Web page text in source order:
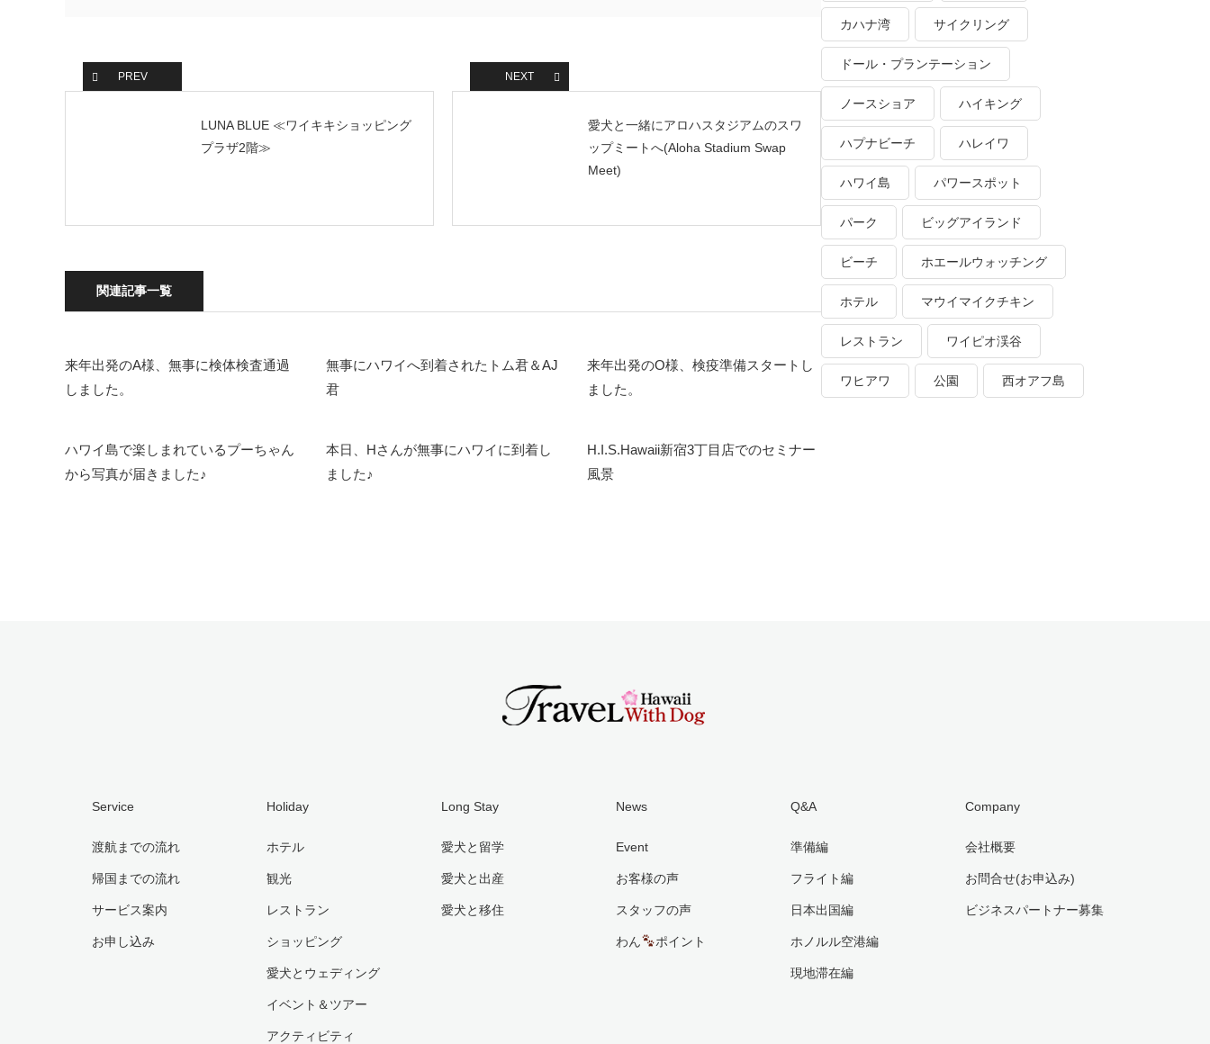
PREV
LUNA BLUE ≪ワイキキショッピング
プラザ2階≫
NEXT
愛犬と一緒にアロハスタジアムのスワ
ップミートへ(Aloha Stadium Swap
Meet)
関連記事一覧
来年出発のA様、無事に検体検査通過
しました。
無事にハワイへ到着されたトム君＆AJ
君
来年出発のO様、検疫準備スタートし
ました。
ハワイ島で楽しまれているプーちゃん
から写真が届きました♪
本日、Hさんが無事にハワイに到着し
ました♪
H.I.S.Hawaii新宿3丁目店でのセミナー
風景
カハナ湾 サイクリング
ドール・プランテーション
ノースショア ハイキング
ハプナビーチ ハレイワ
ハワイ島 パワースポット
パーク ビッグアイランド
ビーチ ホエールウォッチング
ホテル マウイマイクチキン
レストラン ワイピオ渓谷
ワヒアワ 公園 西オアフ島
Service
渡航までの流れ
帰国までの流れ
サービス案内
お申し込み
Holiday
ホテル
観光
レストラン
ショッピング
愛犬とウェディング
イベント＆ツアー
アクティビティ
Long Stay
愛犬と留学
愛犬と出産
愛犬と移住
News
Event
お客様の声
スタッフの声
わん ポイント
Q&A
準備編
フライト編
日本出国編
ホノルル空港編
現地滞在編
Company
会社概要
お問合せ(お申込み)
ビジネスパートナー募集